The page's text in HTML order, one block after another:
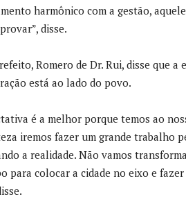
harmônico com a gestão,
disse.
Romero de Dr. Rui, disse que
está ao lado do povo.
é a melhor porque temos ao
iremos fazer um grande trabalho
a realidade. Não vamos
para colocar a cidade no eixo e